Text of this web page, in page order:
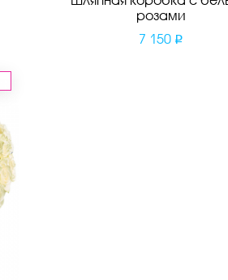
розами
7 150